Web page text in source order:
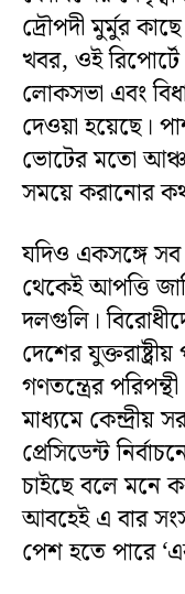
দ্রৌপদী মুর্মুর
খবর, ওই
লোকসভা এবং
দেওয়া হয়েছে।
ভোটের মতো
সময়ে করানোর
যদিও একসঙ্গে সব
থেকেই আপত্তি
দলগুলি।
দেশের
গণতন্ত্রের
মাধ্যমে
প্রেসিডেন্ট
চাইছে বলে মনে
আবহেই এ বার
পেশ হতে পারে